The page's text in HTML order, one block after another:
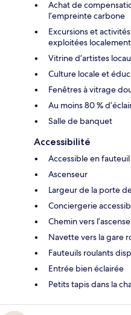
Achat de
l’empreinte carbone
Excursions et
exploitées localement
Vitrine d’artistes
Culture locale et
Fenêtres à vitrage
Au moins 80 %
Salle de banquet
Accessibilité
Accessible en
Ascenseur
Largeur de la porte
Conciergerie
Chemin vers
Navette vers la gare
Fauteuils roulants
Entrée bien éclairée
Petits tapis dans la